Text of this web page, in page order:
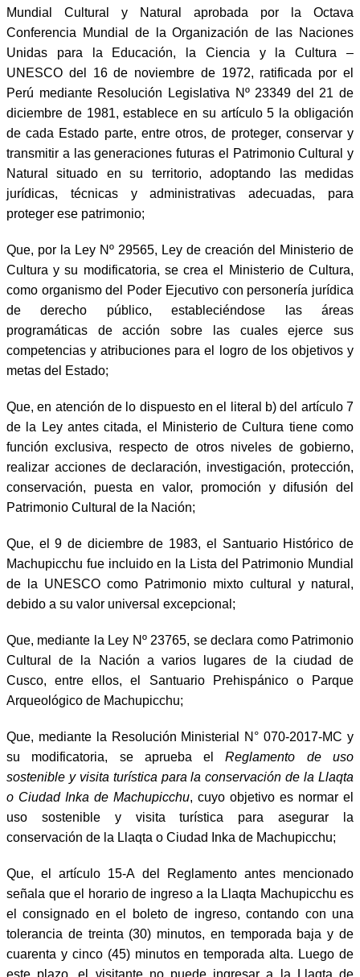
Mundial Cultural y Natural aprobada por la Octava
Conferencia Mundial de la Organización de las Naciones
Unidas para la Educación, la Ciencia y la Cultura –
UNESCO del 16 de noviembre de 1972, ratificada por el
Perú mediante Resolución Legislativa Nº 23349 del 21 de
diciembre de 1981, establece en su artículo 5 la obligación
de cada Estado parte, entre otros, de proteger, conservar y
transmitir a las generaciones futuras el Patrimonio Cultural y
Natural situado en su territorio, adoptando las medidas
jurídicas, técnicas y administrativas adecuadas, para
proteger ese patrimonio;
Que, por la Ley Nº 29565, Ley de creación del Ministerio de
Cultura y su modificatoria, se crea el Ministerio de Cultura,
como organismo del Poder Ejecutivo con personería jurídica
de derecho público, estableciéndose las áreas
programáticas de acción sobre las cuales ejerce sus
competencias y atribuciones para el logro de los objetivos y
metas del Estado;
Que, en atención de lo dispuesto en el literal b) del artículo 7
de la Ley antes citada, el Ministerio de Cultura tiene como
función exclusiva, respecto de otros niveles de gobierno,
realizar acciones de declaración, investigación, protección,
conservación, puesta en valor, promoción y difusión del
Patrimonio Cultural de la Nación;
Que, el 9 de diciembre de 1983, el Santuario Histórico de
Machupicchu fue incluido en la Lista del Patrimonio Mundial
de la UNESCO como Patrimonio mixto cultural y natural,
debido a su valor universal excepcional;
Que, mediante la Ley Nº 23765, se declara como Patrimonio
Cultural de la Nación a varios lugares de la ciudad de
Cusco, entre ellos, el Santuario Prehispánico o Parque
Arqueológico de Machupicchu;
Que, mediante la Resolución Ministerial N° 070-2017-MC y
su modificatoria, se aprueba elReglamento de uso
sostenible y visita turística para la conservación de la Llaqta
o Ciudad Inka de Machupicchu, cuyo objetivo es normar el
uso sostenible y visita turística para asegurar la
conservación de la Llaqta o Ciudad Inka de Machupicchu;
Que, el artículo 15-A del Reglamento antes mencionado
señala que el horario de ingreso a la Llaqta Machupicchu es
el consignado en el boleto de ingreso, contando con una
tolerancia de treinta (30) minutos, en temporada baja y de
cuarenta y cinco (45) minutos en temporada alta. Luego de
este plazo, el visitante no puede ingresar a la Llaqta de